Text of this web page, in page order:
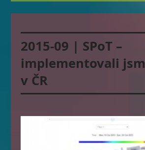
2015-09 | SPoT –
implementovali
v ČR